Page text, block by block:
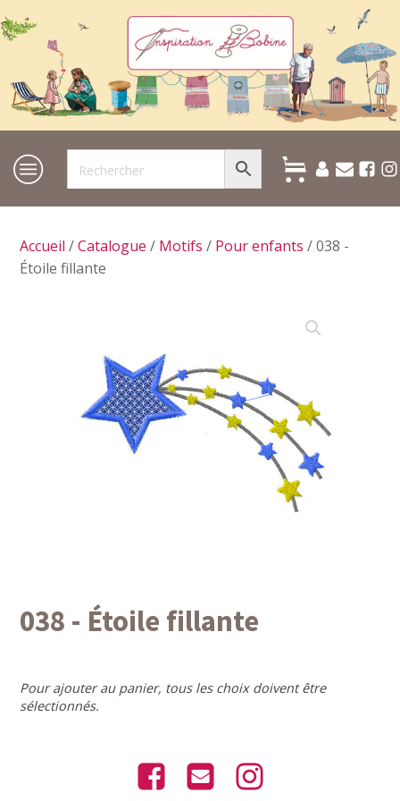
Accueil /Catalogue / Motifs / Pour enfants / 038 -
Étoile fillante
038 - Étoile fillante
Pour ajouter au panier, tous les choix doivent être
sélectionnés.